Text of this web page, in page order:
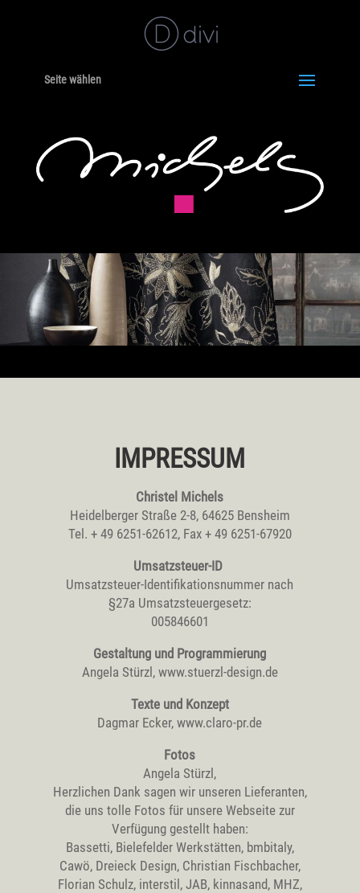
Seite wählen
IMPRESSUM
Christel Michels
Heidelberger Straße 2-8, 64625 Bensheim
Tel. + 49 6251-62612, Fax + 49 6251-67920
Umsatzsteuer-ID
Umsatzsteuer-Identifikationsnummer nach
§27a Umsatzsteuergesetz:
005846601
Gestaltung und Programmierung
Angela Stürzl, www.stuerzl-design.de
Texte und Konzept
Dagmar Ecker, www.claro-pr.de
Fotos
Angela Stürzl,
Herzlichen Dank sagen wir unseren Lieferanten,
die uns tolle Fotos für unsere Webseite zur
Verfügung gestellt haben:
Bassetti, Bielefelder Werkstätten, bmbitaly,
Cawö, Dreieck Design, Christian Fischbacher,
Florian Schulz, interstil, JAB, kinnasand, MHZ,